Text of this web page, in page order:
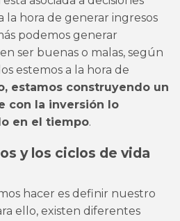
la hora de generar ingresos
podemos generar
ser buenas o malas, según
estemos a la hora de
estamos construyendo un
con la inversión lo
en el tiempo.
y los ciclos de vida
hacer es definir nuestro
ello, existen diferentes